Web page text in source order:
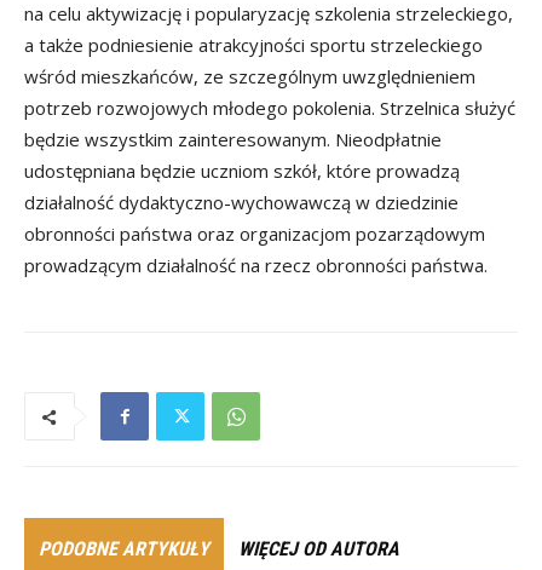
na celu aktywizację i popularyzację szkolenia strzeleckiego,
a także podniesienie atrakcyjności sportu strzeleckiego
wśród mieszkańców, ze szczególnym uwzględnieniem
potrzeb rozwojowych młodego pokolenia. Strzelnica służyć
będzie wszystkim zainteresowanym. Nieodpłatnie
udostępniana będzie uczniom szkół, które prowadzą
działalność dydaktyczno-wychowawczą w dziedzinie
obronności państwa oraz organizacjom pozarządowym
prowadzącym działalność na rzecz obronności państwa.
PODOBNE ARTYKUŁY WIĘCEJ OD AUTORA